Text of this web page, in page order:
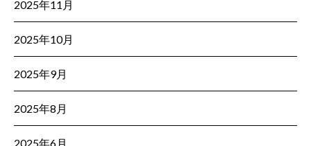
2025年11月
2025年10月
2025年9月
2025年8月
2025年6月